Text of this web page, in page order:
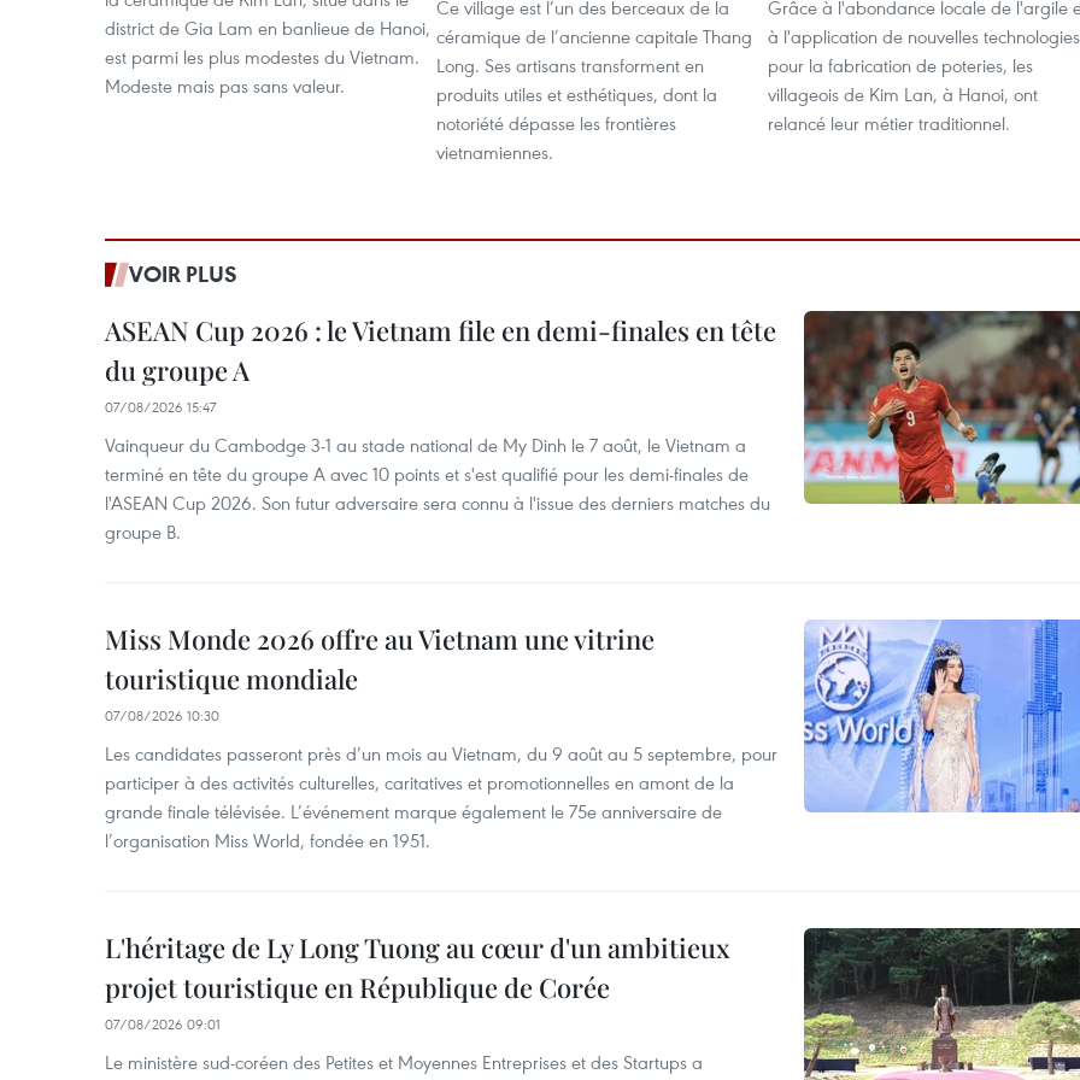
district de Gia Lam en banlieue de Hanoi,
est parmi les plus modestes du Vietnam.
Modeste mais pas sans valeur.
Ce village est l’un des berceaux de la
céramique de l’ancienne capitale Thang
Long. Ses artisans transforment en
produits utiles et esthétiques, dont la
notoriété dépasse les frontières
vietnamiennes.
Grâce à l'abondance locale de l'argile
à l'application de nouvelles technologies
pour la fabrication de poteries, les
villageois de Kim Lan, à Hanoi, ont
relancé leur métier traditionnel.
VOIR PLUS
ASEAN Cup 2026 : le Vietnam file en demi-finales en tête
du groupe A
07/08/2026 15:47
Vainqueur du Cambodge 3-1 au stade national de My Dinh le 7 août, le Vietnam a
terminé en tête du groupe A avec 10 points et s'est qualifié pour les demi-finales de
l'ASEAN Cup 2026. Son futur adversaire sera connu à l'issue des derniers matches du
groupe B.
Miss Monde 2026 offre au Vietnam une vitrine
touristique mondiale
07/08/2026 10:30
Les candidates passeront près d’un mois au Vietnam, du 9 août au 5 septembre, pour
participer à des activités culturelles, caritatives et promotionnelles en amont de la
grande finale télévisée. L’événement marque également le 75e anniversaire de
l’organisation Miss World, fondée en 1951.
L'héritage de Ly Long Tuong au cœur d'un ambitieux
projet touristique en République de Corée
07/08/2026 09:01
Le ministère sud-coréen des Petites et Moyennes Entreprises et des Startups a